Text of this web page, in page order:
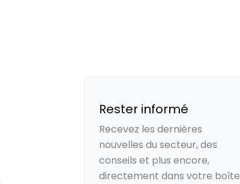
Rester informé
Recevez les dernières
nouvelles du secteur, des
conseils et plus encore,
directement dans votre boîte